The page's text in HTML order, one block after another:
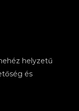
helyzetű
és